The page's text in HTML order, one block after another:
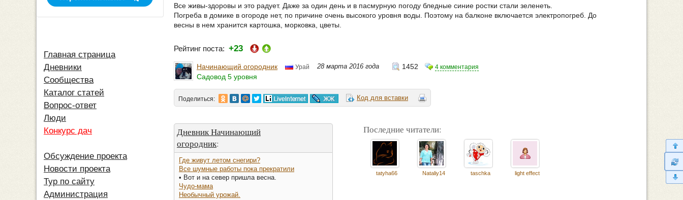
Все живы-здоровы и это радует. Даже за один день и в пасмурную погоду бледные синие ростки стали зеленеть.
Погреба в домике в огороде нет, по причине очень высокого уровня воды. Поэтому на балконе включается электропогреб. До
весны в нем хранится картошка, морковка, цветы.
Рейтинг поста: +23
Начинающий огородник
Садовод 5 уровня
Урай 28 марта 2016 года 1452 4 комментария
Поделиться: Код для вставки
Дневник Начинающий
огородник:
Где живут летом снегири?
Все шумные работы пока прекратили
• Вот и на север пришла весна.
Чудо-мама
Необычный урожай.
Последние читатели:
tatyha66 Nataliy14 taschka light effect
Главная страница
Дневники
Сообщества
Каталог статей
Вопрос-ответ
Люди
Конкурс дач
Обсуждение проекта
Новости проекта
Тур по сайту
Администрация